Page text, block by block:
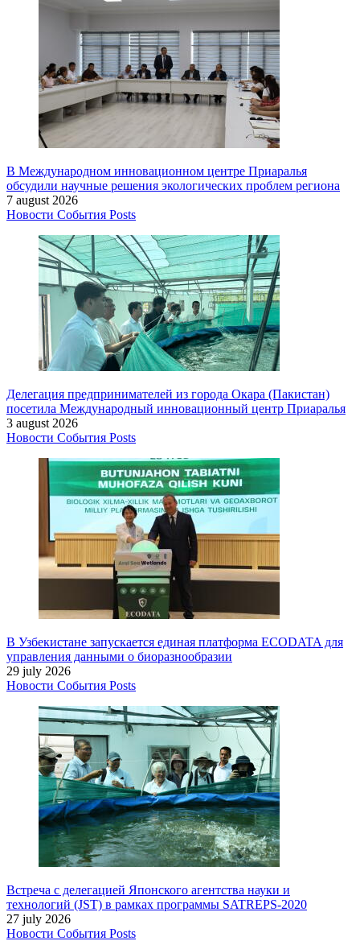
В Международном инновационном центре Приаралья
обсудили научные решения экологических проблем региона
7 august 2026
Новости События Posts
Делегация предпринимателей из города Окара (Пакистан)
посетила Международный инновационный центр Приаралья
3 august 2026
Новости События Posts
В Узбекистане запускается единая платформа ECODATA для
управления данными о биоразнообразии
29 july 2026
Новости События Posts
Встреча с делегацией Японского агентства науки и
технологий (JST) в рамках программы SATREPS-2020
27 july 2026
Новости События Posts